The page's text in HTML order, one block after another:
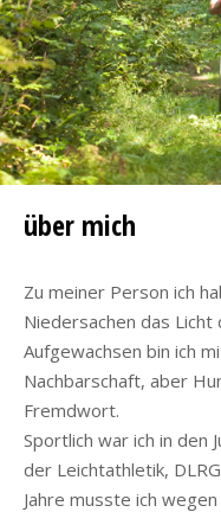
über mich
Zu meiner Person ich
Niedersachen das
Aufgewachsen bin ich
Nachbarschaft, aber
Fremdwort.
Sportlich war ich in den
der Leichtathletik,
Jahre musste ich